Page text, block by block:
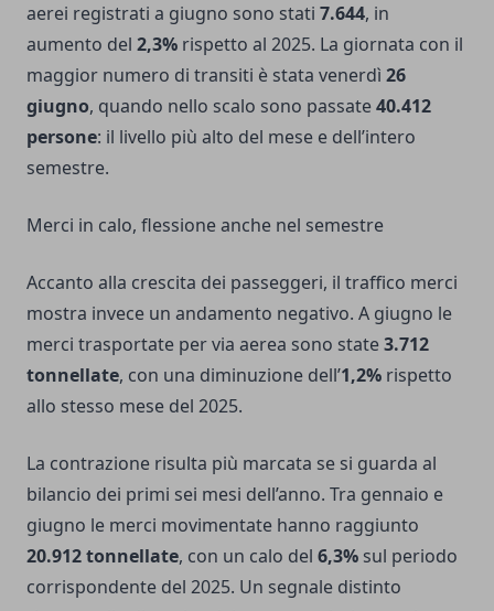
aerei registrati a giugno sono stati 7.644, in
aumento del 2,3% rispetto al 2025. La giornata con il
maggior numero di transiti è stata venerdì 26
giugno, quando nello scalo sono passate40.412
persone: il livello più alto del mese e dell’intero
semestre.
Merci in calo, flessione anche nel semestre
Accanto alla crescita dei passeggeri, il traffico merci
mostra invece un andamento negativo. A giugno le
merci trasportate per via aerea sono state3.712
tonnellate, con una diminuzione dell’1,2% rispetto
allo stesso mese del 2025.
La contrazione risulta più marcata se si guarda al
bilancio dei primi sei mesi dell’anno. Tra gennaio e
giugno le merci movimentate hanno raggiunto
20.912 tonnellate, con un calo del 6,3% sul periodo
corrispondente del 2025. Un segnale distinto